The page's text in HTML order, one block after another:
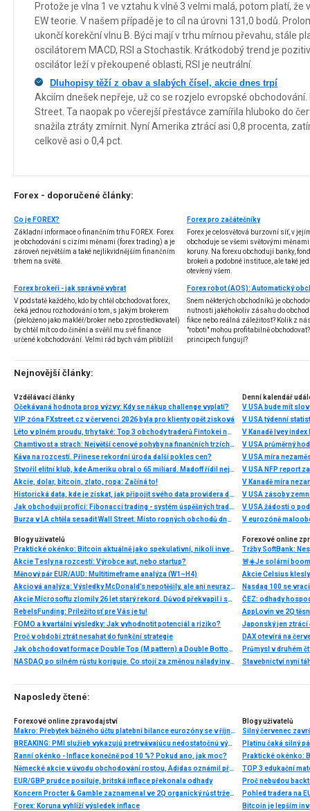
Protože je vlna 1 ve vztahu k vlně 3 velmi malá, potom platí, že
EW teorie. V našem případě je to cíl na úrovni 131,0 bodů.
ukončí korekční vlnu B. Býci mají v trhu mírnou převahu, stále
oscilátorem MACD, RSI a Stochastik. Krátkodobý trend je
oscilátor leží v překoupené oblasti, RSI je neutrální.
Dluhopisy těží z obav a slabých čísel, akcie dnes trpí
Akciím dnešek nepřeje, už co se rozjelo evropské
Street. Ta naopak po včerejší přestávce zamířila hluboko do
snažila ztráty zmírnit. Nyní Amerika ztrácí asi 0,8 procenta,
celkově asi o 0,4 pct.
Forex - doporučené články:
Co je FOREX?
Základní informace o finančním trhu FOREX. Forex
je obchodování s cizími měnami (forex trading) a je
zároveň největším a také nejlikvidnějším finančním
trhem na světě.
Forex pro začátečníky
Forex je celosvětová burzovní síť, v
obchoduje se všemi světovými
koruny. Na forexu obchodují banky,
brokeři a podobné instituce, ale také
otevřený všem.
Forex brokeři - jak správně vybrat
V podstatě každého, kdo by chtěl obchodovat forex,
čeká jednou rozhodování o tom, s jakým brokerem
(přeloženo jako makléř/broker nebo zprostředkovatel)
by chtěl mít co do činění a svěřil mu své finance
určené k obchodování. Velmi rád bych vám přiblížil
několik příkladů nejznámějších z nich.
Snem některých obchodníků je
nutnosti jakéhokoliv zásahu do
fikce nebo reálná záležitost? Kolik z
"roboti" mohou profitabilně
principech fungují?
Nejnovější články:
Vzdělávací články
Očekávaná hodnota prop výzvy: Kdy se nákup challenge vyplatí?
VIP zóna FXstreet.cz v červenci 2026 byla pro klienty opět zisková
Léto v plném proudu, trhy také: Top 3 obchody traderů Fintokei na indexech a zlatě
Chamtivost a strach: Největší cenové pohyby na finančních trzích (červenec 2026)
Káva na rozcestí. Přinese rekordní úroda další pokles cen?
Stvořil elitní klub, kde Ameriku obral o 65 miliard. Madoff řídil největší Ponzi dějin
Akcie, dolar, bitcoin, zlato, ropa: Začíná to!
Historická data, kde je získat, jak připojit svého data providera do MultiCharts a proč je budeme potřebovat? (4. díl)
Jak obchodují profíci: Fibonacci trading - systém úspěšných traderů
Burza v LA chtěla sesadit Wall Street. Místo ropných obchodů dnes místem duní basy
Denní kalendář
V USA bude mít
V USA týdenní
V Kanadě Ivey index
V USA průměrný
V USA míra
V USA NFP report
V Kanadě míra
V USA zásoby
V USA žádosti o
V eurozóně
Blogy uživatelů
Praktické okénko: Bitcoin aktuálně jako spekulativní, nikoli investiční aktivum
Akcie Tesly na rozcestí: Výrobce aut, nebo startup?
Měnový pár EUR/AUD: Multitimeframe analýza (W1–H4)
Akciová analýza: Výsledky McDonald’s nepotěšily, ale ani neurazily. Jakou vizi společnost prezentovala?
Akcie Microsoftu zlomily 26 let starý rekord. Důvod překvapil i samotné investory
RebelsFunding: Príležitosť pre Vás je tu!
FOMO a kvartální výsledky: Jak vyhodnotit potenciál a riziko?
Proč v období ztrát nesahat do funkční strategie
Jak obchodovat formace Double Top (M pattern) a Double Bottom (W pattern)
NASDAQ po silném růstu koriguje. Co stojí za změnou nálady investorů?
Forexové online
Tržby SoftBank:
Akcie Celsius klesly
ČEZ: odhady
Stavebnictví nyní
Naposledy čtené:
Forexové online zpravodajství
Makro: Přebytek běžného účtu platební bilance eurozóny se v říjnu snížil na 20,5 mld. eur
BREAKING: PMI služieb vykazujú pretrvávajúcu nedostatočnú výkonnosť
Ranní okénko - Inflace konečně pod 10 %? Pokud ano, jak moc?
Německé akcie v úvodu obchodování rostou, Adidas oznámil předběžné výsledky za 4Q
EUR/GBP prudce posiluje, britská inflace překonala odhady
Koncern Procter & Gamble zaznamenal ve 2Q organický růst tržeb o 3 % a potvrdil celoroční výhled
Forex: Koruna vyhlíží výsledek inflace
Blogy uživatelů
Platinu čaká silný
TOP 3 edukační
Proč nebudou
Pohled tradera na